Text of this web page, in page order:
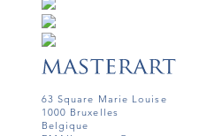
63 Square Marie Louise
1000 Bruxelles
Belgique